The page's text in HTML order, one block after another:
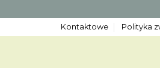
Kontaktowe Polityka